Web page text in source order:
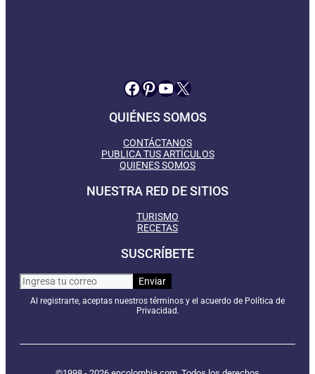
Facebook
Pinterest
YouTube
X
QUIÉNES SOMOS
CONTÁCTANOS
PUBLICA TUS ARTÍCULOS
QUIENES SOMOS
NUESTRA RED DE SITIOS
TURISMO
RECETAS
SUSCRÍBETE
Al registrarte, aceptas nuestros términos y el acuerdo de Política de
Privacidad.